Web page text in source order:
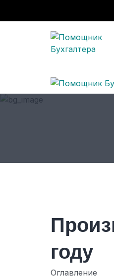
году
Оглавление